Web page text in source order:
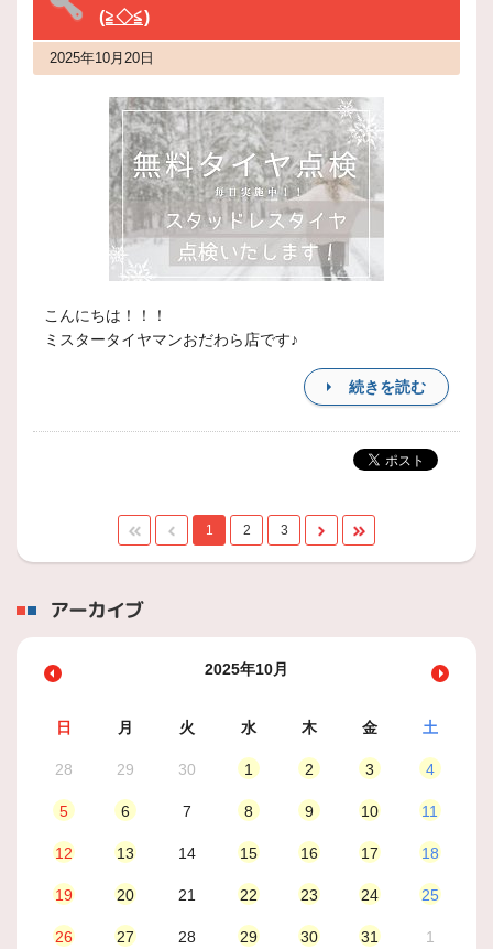
(≧◇≦)
2025年10月20日
こんにちは！！！
ミスタータイヤマンおだわら店です♪
続きを読む
1 2 3
アーカイブ
2025年10月
日 月 火 水 木 金 土
28 29 30 1 2 3 4
5 6 7 8 9 10 11
12 13 14 15 16 17 18
19 20 21 22 23 24 25
26 27 28 29 30 31 1